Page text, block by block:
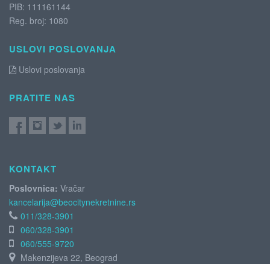
PIB: 111161144
Reg. broj: 1080
USLOVI POSLOVANJA
Uslovi poslovanja
PRATITE NAS
KONTAKT
Poslovnica: Vračar
kancelarija@beocitynekretnine.rs
011/328-3901
060/328-3901
060/555-9720
Makenzijeva 22, Beograd